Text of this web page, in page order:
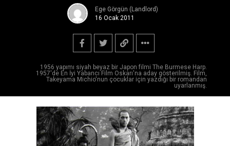
1956 yapımı siyah beyaz bir Japon filmi The Burmese Harp.
1957'de En İyi Yabancı Film Oskarı'na aday gösterilmiş. Film,
Takeyama Michio'nun çocuklar için yazdığı bir romandan
uyarlanmış.
Ege Görgün (Landlord)
16 Ocak 2011